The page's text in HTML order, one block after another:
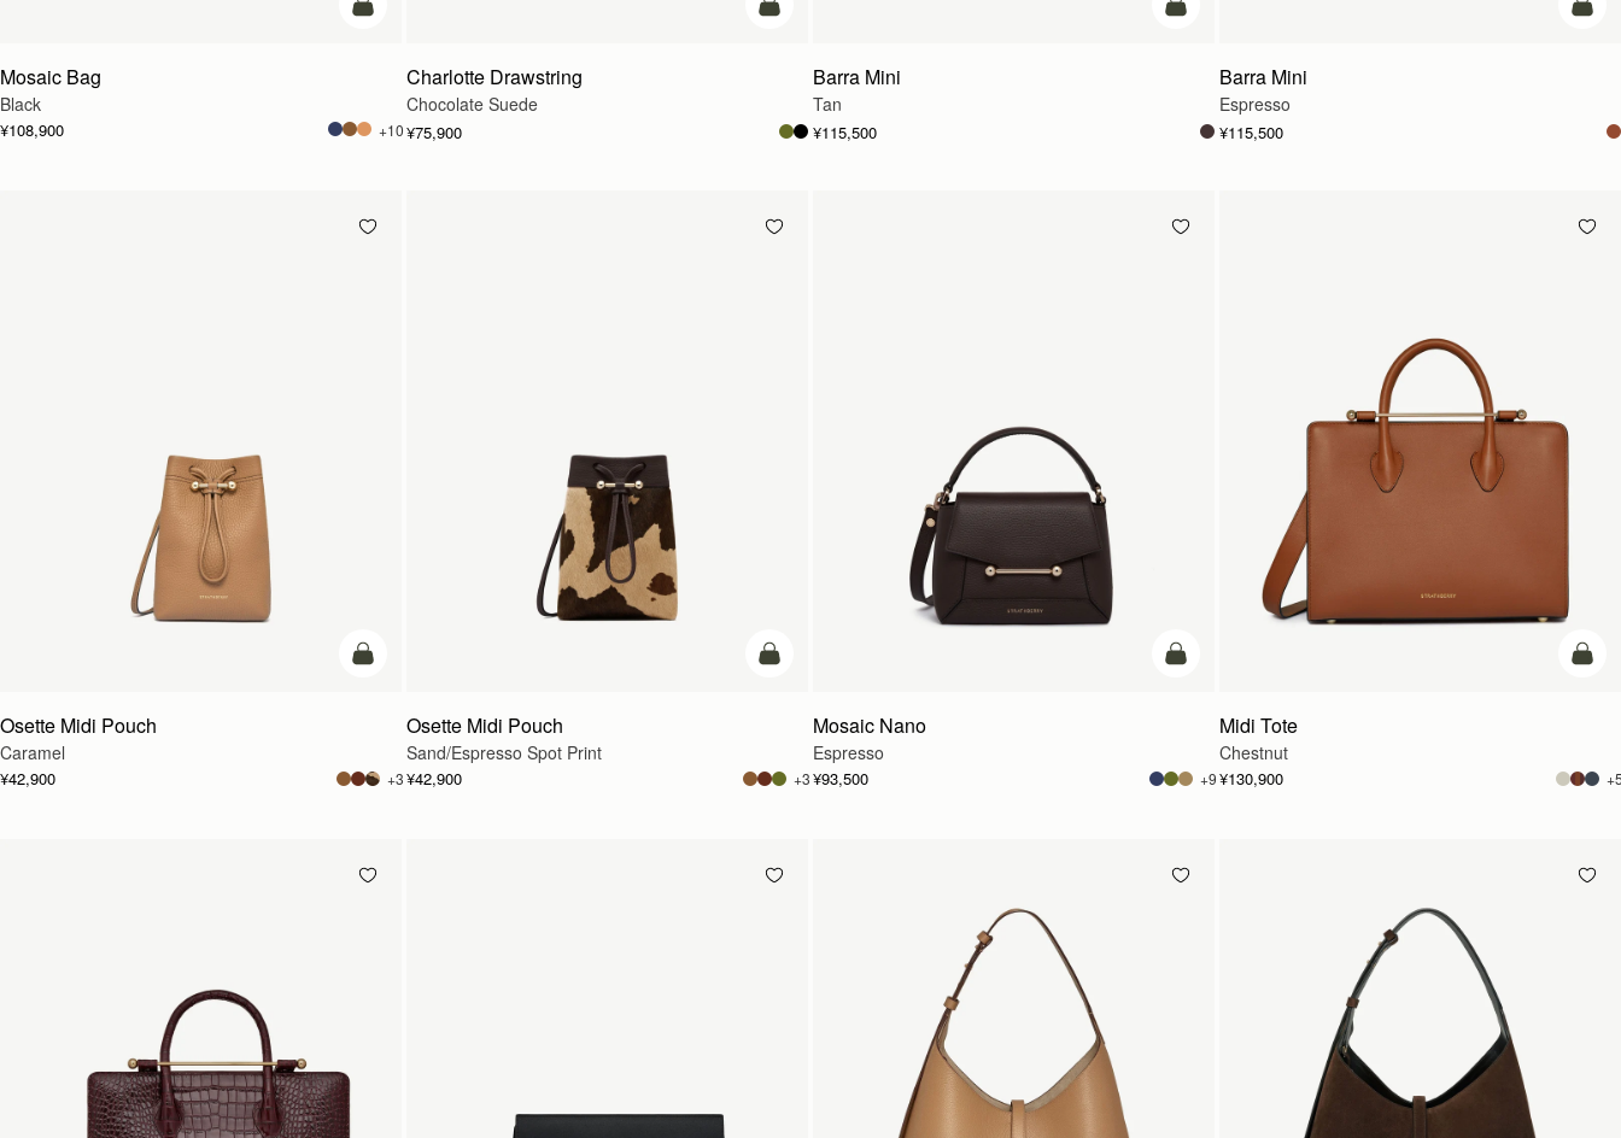
カートに追加
Mosaic Bag
Black
¥108,900 +10
カートに追加
Charlotte Drawstring
Chocolate Suede
¥75,900
カートに追加
Barra Mini
Tan
¥115,500
カー
Barra Mini
Espresso
¥115,500
カートに追加
Osette Midi Pouch
Caramel
¥42,900 +3
カートに追加
Osette Midi Pouch
Sand/Espresso Spot Print
¥42,900 +3
カートに追加
Mosaic Nano
Espresso
¥93,500 +9
カー
Midi Tote
Chestnut
¥130,900